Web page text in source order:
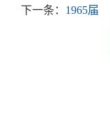
下一条： 1965届